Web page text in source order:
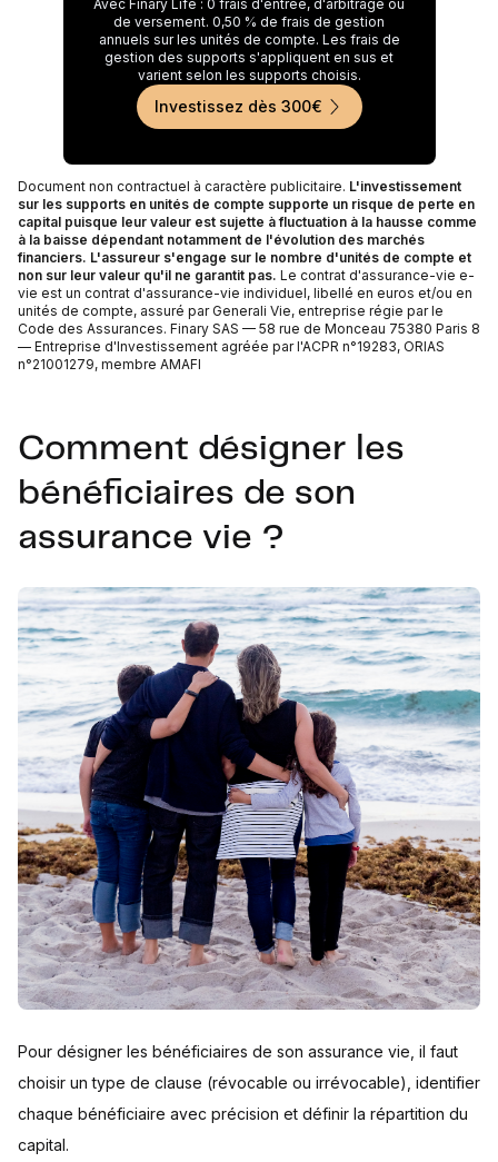
Avec Finary Life : 0 frais d'entrée, d'arbitrage ou
de versement. 0,50 % de frais de gestion
annuels sur les unités de compte. Les frais de
gestion des supports s'appliquent en sus et
varient selon les supports choisis.
Investissez dès 300€
Document non contractuel à caractère publicitaire. L'investissement
sur les supports en unités de compte supporte un risque de perte en
capital puisque leur valeur est sujette à fluctuation à la hausse comme
à la baisse dépendant notamment de l'évolution des marchés
financiers. L'assureur s'engage sur le nombre d'unités de compte et
non sur leur valeur qu'il ne garantit pas. Le contrat d'assurance-vie e-
vie est un contrat d'assurance-vie individuel, libellé en euros et/ou en
unités de compte, assuré par Generali Vie, entreprise régie par le
Code des Assurances. Finary SAS — 58 rue de Monceau 75380 Paris 8
— Entreprise d'Investissement agréée par l'ACPR n°19283, ORIAS
n°21001279, membre AMAFI
Comment désigner les
bénéficiaires de son
assurance vie ?
Pour désigner les bénéficiaires de son assurance vie, il faut
choisir un type de clause (révocable ou irrévocable), identifier
chaque bénéficiaire avec précision et définir la répartition du
capital.